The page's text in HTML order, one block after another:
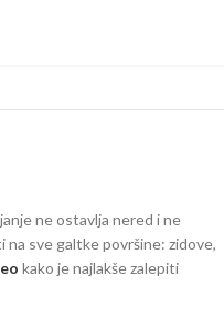
ne ostavlja nered i ne
na sve galtke površine: zidove,
kako je najlakše zalepiti